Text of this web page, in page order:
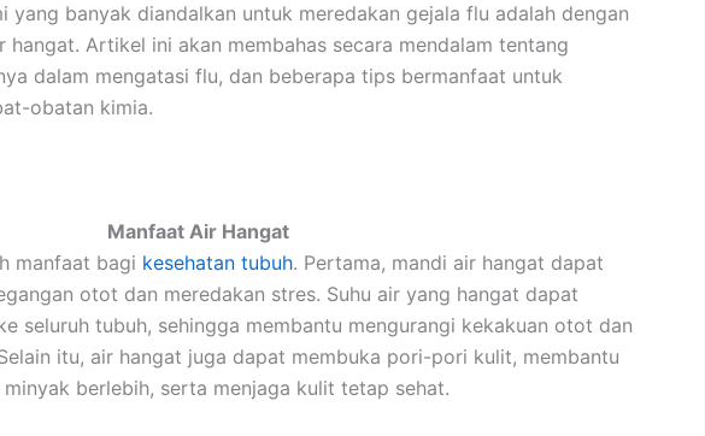
yang banyak diandalkan untuk meredakan gejala flu adalah dengan
hangat. Artikel ini akan membahas secara mendalam tentang
dalam mengatasi flu, dan beberapa tips bermanfaat untuk
obatan kimia.
Manfaat Air Hangat
manfaat bagi kesehatan tubuh. Pertama, mandi air hangat dapat
otot dan meredakan stres. Suhu air yang hangat dapat
seluruh tubuh, sehingga membantu mengurangi kekakuan otot dan
itu, air hangat juga dapat membuka pori-pori kulit, membantu
berlebih, serta menjaga kulit tetap sehat.